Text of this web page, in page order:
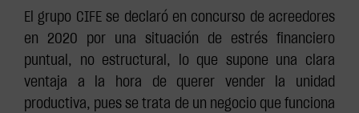
El grupo CIFE se declaró en concurso de acreedores
en 2020 por una situación de estrés financiero
puntual, no estructural, lo que supone una clara
ventaja a la hora de querer vender la unidad
productiva, pues se trata de un negocio que funciona